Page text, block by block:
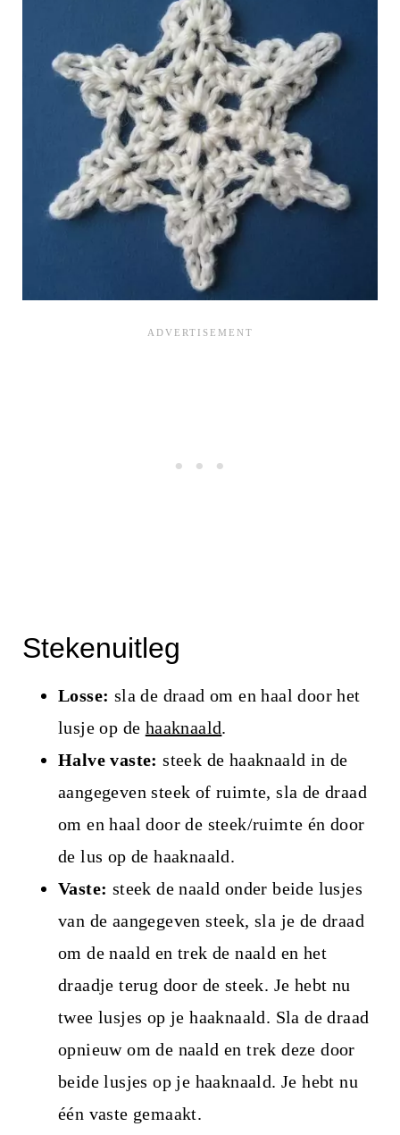
Stekenuitleg
Losse: sla de draad om en haal door het
lusje op de haaknaald.
Halve vaste: steek de haaknaald in de
aangegeven steek of ruimte, sla de draad
om en haal door de steek/ruimte én door
de lus op de haaknaald.
Vaste: steek de naald onder beide lusjes
van de aangegeven steek, sla je de draad
om de naald en trek de naald en het
draadje terug door de steek. Je hebt nu
twee lusjes op je haaknaald. Sla de draad
opnieuw om de naald en trek deze door
beide lusjes op je haaknaald. Je hebt nu
één vaste gemaakt.